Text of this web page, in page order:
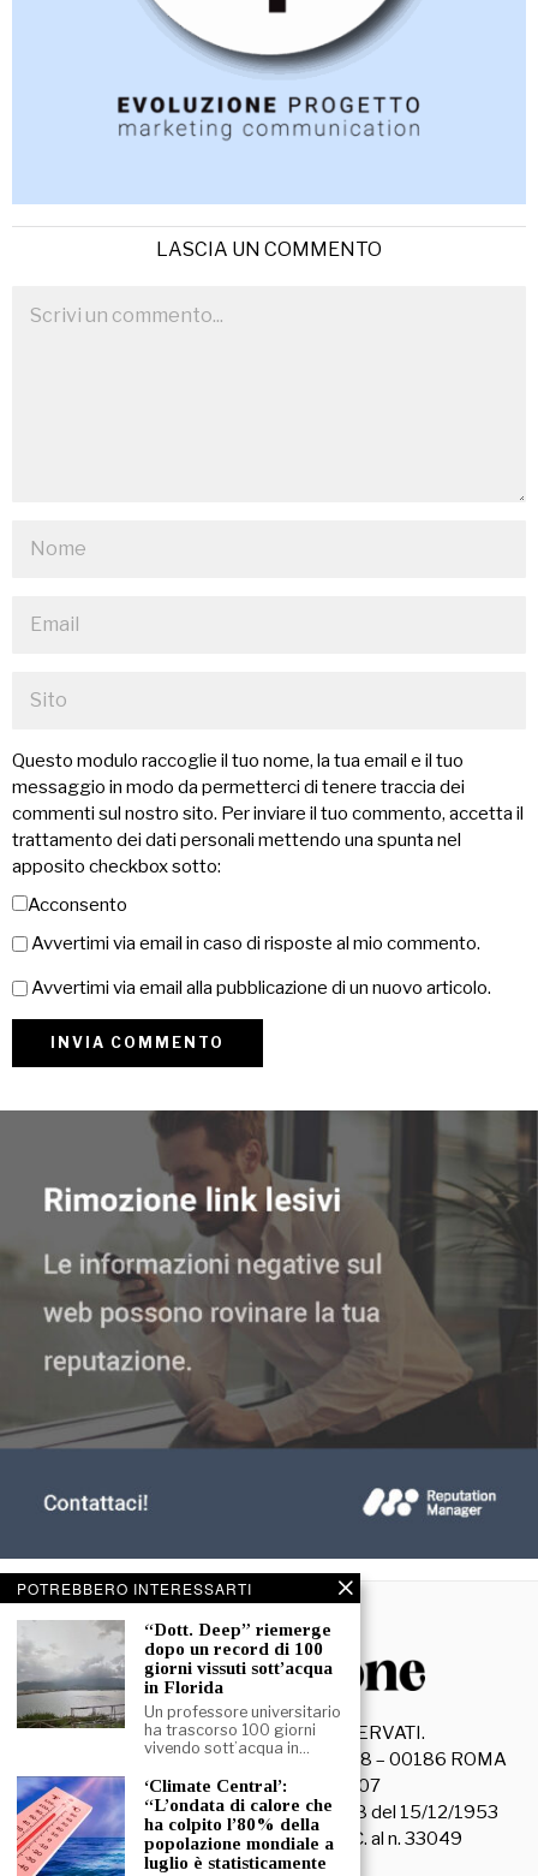
LASCIA UN COMMENTO
Questo modulo raccoglie il tuo nome, la tua email e il tuo
messaggio in modo da permetterci di tenere traccia dei
commenti sul nostro sito. Per inviare il tuo commento, accetta il
trattamento dei dati personali mettendo una spunta nel
apposito checkbox sotto:
Acconsento
Avvertimi via email in caso di risposte al mio commento.
Avvertimi via email alla pubblicazione di un nuovo articolo.
© 2026- TUTTI I DIRITTI RISERVATI.
La Discussione S.r.l. – Piazza Capranica, 78 – 00186 ROMA
C.F. e P. IVA 15045971007
Registrazione Tribunale di Roma n. 3628 del 15/12/1953
La società editrice è iscritta al R.O.C. al n. 33049
POTREBBERO INTERESSARTI
“Dott. Deep” riemerge
dopo un record di 100
giorni vissuti sott’acqua
in Florida
Un professore universitario
ha trascorso 100 giorni
vivendo sott’acqua in…
‘Climate Central’:
“L’ondata di calore che
ha colpito l’80% della
popolazione mondiale a
luglio è statisticamente